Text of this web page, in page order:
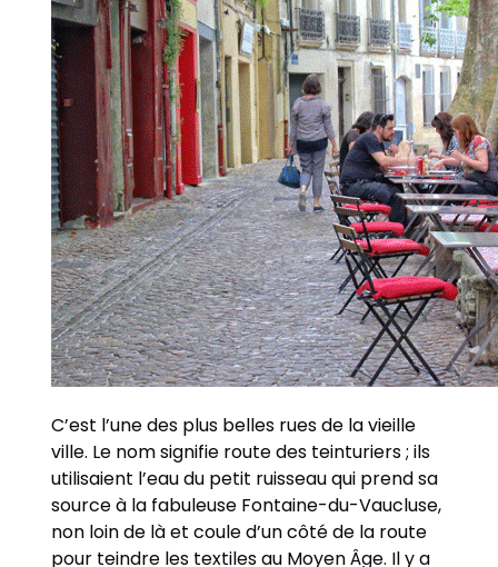
C’est l’une des plus belles rues de la vieille
ville. Le nom signifie route des teinturiers ; ils
utilisaient l’eau du petit ruisseau qui prend sa
source à la fabuleuse Fontaine-du-Vaucluse,
non loin de là et coule d’un côté de la route
pour teindre les textiles au Moyen Âge. Il y a